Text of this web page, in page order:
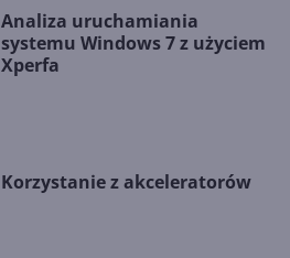
Analiza uruchamiania
systemu Windows 7 z użyciem
Xperfa
Korzystanie z akceleratorów